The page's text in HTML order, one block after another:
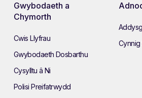
Gwybodaeth a
Chymorth
Cwis Llyfrau
Gwybodaeth Dosbarthu
Cysylltu â Ni
Polisi Preifatrwydd
Cynnig